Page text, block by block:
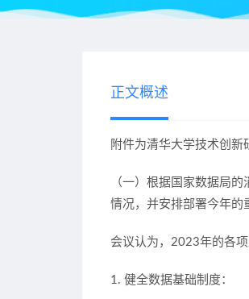
正文概述
附件为清华大学技术创新
（一） 根据国家数据局的
情况，并安排部署今年的
会议认为，2023年的各
1. 健全数据基础制度：